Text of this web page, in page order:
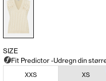
SIZE
XXS XS